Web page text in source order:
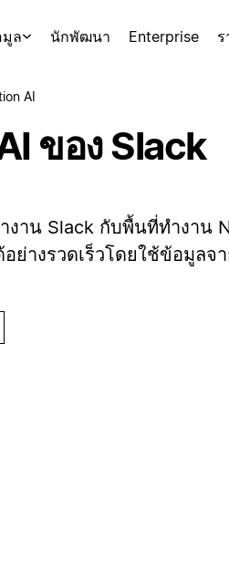
ล นักพัฒนา Enterprise
AI
ของ Slack
งาน Slack กับพื้นที่ทำงาน
ย่างรวดเร็วโดยใช้ข้อมูลจ